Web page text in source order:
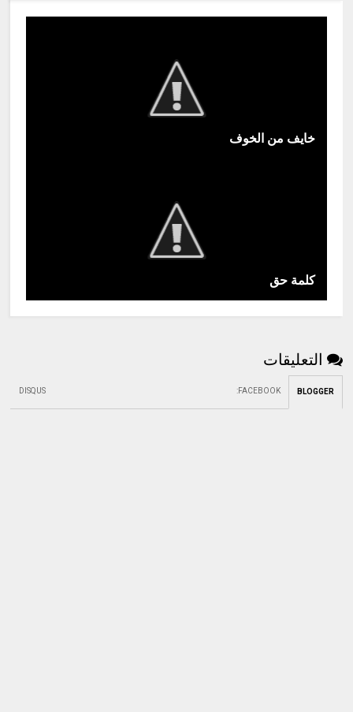
خايف من الخوف
كلمة حق
التعليقات
BLOGGER
FACEBOOK
:
DISQUS